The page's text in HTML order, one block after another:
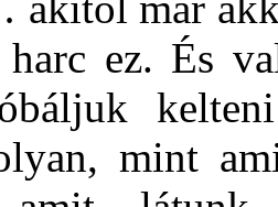
harc ez. És
mint